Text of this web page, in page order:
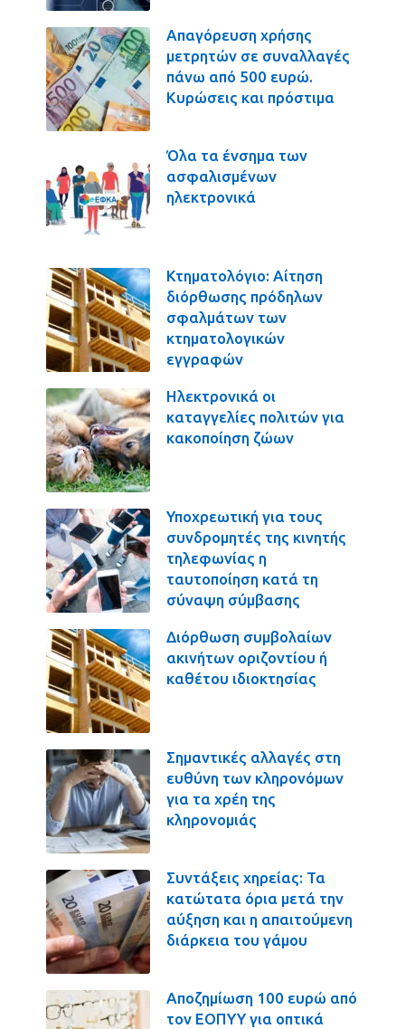
Απαγόρευση χρήσης
μετρητών σε συναλλαγές
πάνω από 500 ευρώ.
Κυρώσεις και πρόστιμα
Όλα τα ένσημα των
ασφαλισμένων
ηλεκτρονικά
Κτηματολόγιο: Αίτηση
διόρθωσης πρόδηλων
σφαλμάτων των
κτηματολογικών
εγγραφών
Ηλεκτρονικά οι
καταγγελίες πολιτών για
κακοποίηση ζώων
Υποχρεωτική για τους
συνδρομητές της κινητής
τηλεφωνίας η
ταυτοποίηση κατά τη
σύναψη σύμβασης
Διόρθωση συμβολαίων
ακινήτων οριζοντίου ή
καθέτου ιδιοκτησίας
Σημαντικές αλλαγές στη
ευθύνη των κληρονόμων
για τα χρέη της
κληρονομιάς
Συντάξεις χηρείας: Τα
κατώτατα όρια μετά την
αύξηση και η απαιτούμενη
διάρκεια του γάμου
Αποζημίωση 100 ευρώ από
τον ΕΟΠΥΥ για οπτικά